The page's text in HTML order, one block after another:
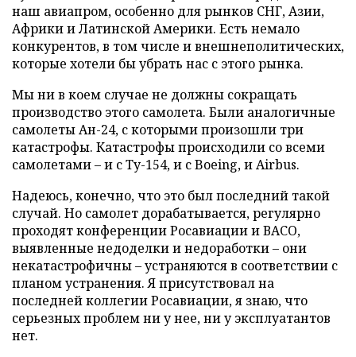
наш авиапром, особенно для рынков СНГ, Азии,
Африки и Латинской Америки. Есть немало
конкурентов, в том числе и внешнеполитических,
которые хотели бы убрать нас с этого рынка.
Мы ни в коем случае не должны сокращать
производство этого самолета. Были аналогичные
самолеты Ан-24, с которыми произошли три
катастрофы. Катастрофы происходили со всеми
самолетами – и с Ту-154, и с Boeing, и Airbus.
Надеюсь, конечно, что это был последний такой
случай. Но самолет дорабатывается, регулярно
проходят конференции Росавиации и ВАСО,
выявленные недоделки и недоработки – они
некатастрофичны – устраняются в соответствии с
планом устранения. Я присутствовал на
последней коллегии Росавиации, я знаю, что
серьезных проблем ни у нее, ни у эксплуатантов
нет.